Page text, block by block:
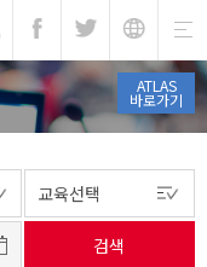
ATLAS
바로가기